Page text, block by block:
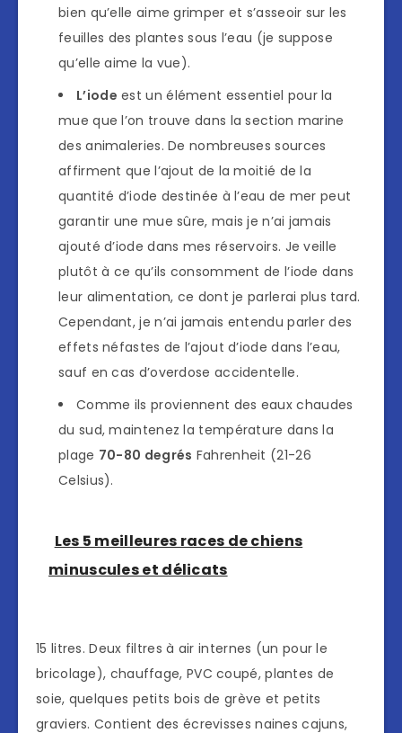
bien qu’elle aime grimper et s’asseoir sur les
feuilles des plantes sous l’eau (je suppose
qu’elle aime la vue).
L’iode est un élément essentiel pour la
mue que l’on trouve dans la section marine
des animaleries. De nombreuses sources
affirment que l’ajout de la moitié de la
quantité d’iode destinée à l’eau de mer peut
garantir une mue sûre, mais je n’ai jamais
ajouté d’iode dans mes réservoirs. Je veille
plutôt à ce qu’ils consomment de l’iode dans
leur alimentation, ce dont je parlerai plus tard.
Cependant, je n’ai jamais entendu parler des
effets néfastes de l’ajout d’iode dans l’eau,
sauf en cas d’overdose accidentelle.
Comme ils proviennent des eaux chaudes
du sud, maintenez la température dans la
plage 70-80 degrés Fahrenheit (21-26
Celsius).
Les 5 meilleures races de chiens
minuscules et délicats
15 litres. Deux filtres à air internes (un pour le
bricolage), chauffage, PVC coupé, plantes de
soie, quelques petits bois de grève et petits
graviers. Contient des écrevisses naines cajuns,